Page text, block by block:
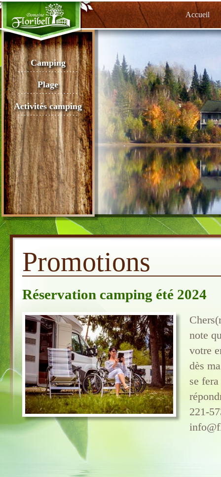
Accueil
Camping
Plage
Activités camping
Promotions
Réservation camping été 2024
note
votre
dès
se
221-